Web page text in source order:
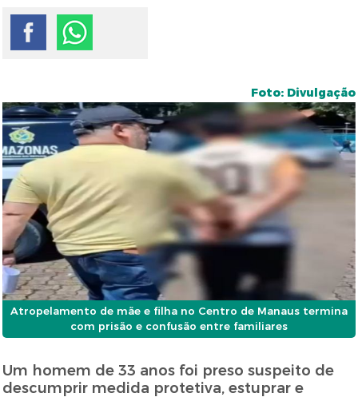
Foto: Divulgação
Atropelamento de mãe e filha no Centro de Manaus termina
com prisão e confusão entre familiares
Um homem de 33 anos foi preso suspeito de
descumprir medida protetiva, estuprar e